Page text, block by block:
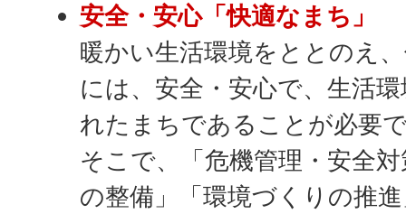
安全・安心「快適なまち」
暖かい生活環境をととのえ
には、安全・安心で、生活
れたまちであることが必要
そこで、「危機管理・安全
の整備」「環境づくりの推